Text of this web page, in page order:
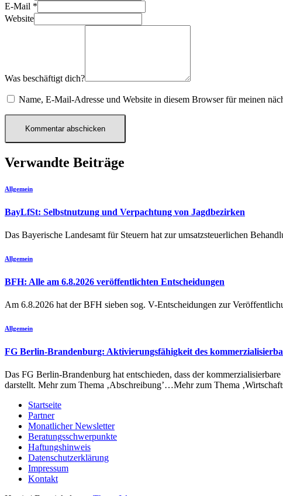
E-Mail *
Website
Was beschäftigt dich?
Name, E-Mail-Adresse und Website in diesem Browser für meinen
Verwandte Beiträge
Allgemein
BayLfSt: Selbstnutzung und Verpachtung von Jagdbezirken
Das Bayerische Landesamt für Steuern hat zur umsatzsteuerlichen
Allgemein
BFH: Alle am 6.8.2026 veröffentlichten Entscheidungen
Am 6.8.2026 hat der BFH sieben sog. V-Entscheidungen zur
Allgemein
FG Berlin-Brandenburg: Aktivierungsfähigkeit des
Das FG Berlin-Brandenburg hat entschieden, dass der
darstellt. Mehr zum Thema ‚Abschreibung’…Mehr zum Thema
Startseite
Partner
Monatlicher Newsletter
Beratungsschwerpunkte
Haftungshinweis
Datenschutzerklärung
Impressum
Kontakt